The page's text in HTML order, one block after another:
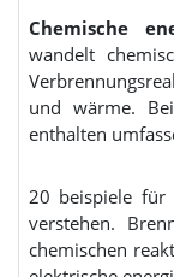
Chemische
wandelt
und wärme.
enthalten
20 beispiele für
verstehen.
chemischen